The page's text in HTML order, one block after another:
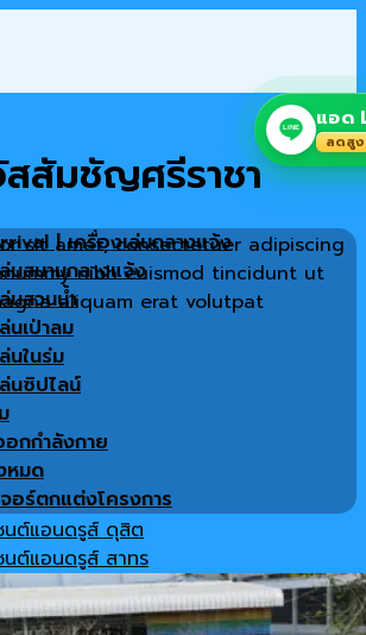
| เครื่องเล่นกลางแจ้ง
นสนามกลางแจ้ง
นสวนน้ำ
นเป่าลม
นในร่ม
นซิปไลน์
กกำลังกาย
หมด
อร์ตกแต่งโครงการ
ม
สสัมชัญศรีราชา
sit amet, consectetuer adipiscing
nibh euismod tincidunt ut
aliquam erat volutpat
นต์แอนดรูส์ ดุสิต
นต์แอนดรูส์ สาทร
LINE แอด
ลดสู